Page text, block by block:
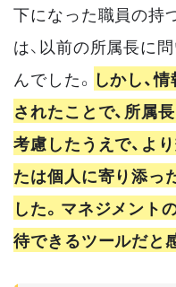
下になった職員の持
は、以前の所属長に
んでした。 しかし、
されたことで、所属
考慮したうえで、よ
たは個人に寄り添っ
した。マネジメント
待できるツールだと